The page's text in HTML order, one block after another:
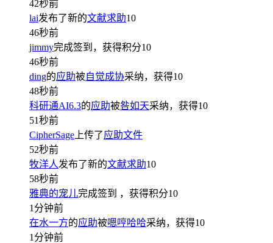
42秒前
lai发布了新的文献求助10
46秒前
jimmy完成签到，获得积分10
46秒前
ding的应助被自觉成协采纳，获得10
48秒前
科研通AI6.3的应助被咎如天采纳，获得10
51秒前
CipherSage 上传了应助文件
52秒前
牧洋人发布了新的文献求助10
58秒前
雅典的宠儿完成签到 ，获得积分10
1分钟前
在水一方的应助被嗯哼哈哈采纳，获得10
1分钟前